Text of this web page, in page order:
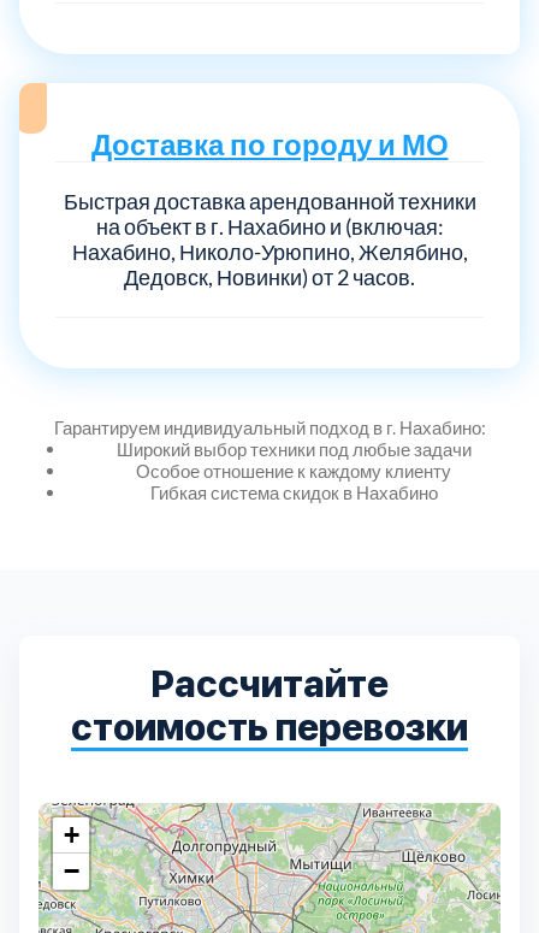
Доставка по городу и МО
Быстрая доставка арендованной техники
на объект в г. Нахабино и (включая:
Нахабино, Николо-Урюпино, Желябино,
Дедовск, Новинки) от 2 часов.
Гарантируем индивидуальный подход в г. Нахабино:
Широкий выбор техники под любые задачи
Особое отношение к каждому клиенту
Гибкая система скидок в Нахабино
Рассчитайте
стоимость перевозки
+
−
Волоколамский
Долгопрудный
Егорьевский
Зеленоградский
Истринский 11
Каширский 2